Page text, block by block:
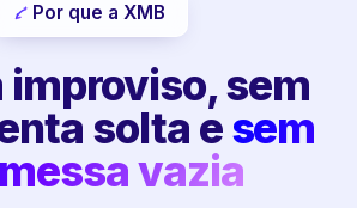
Por que a XMB
improviso, sem
solta esem
vazia